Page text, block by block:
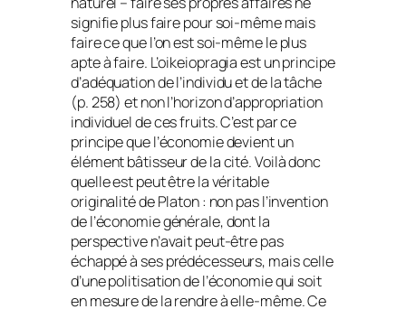
signifie plus faire pour soi-même mais
faire ce que l’on est soi-même le plus
apte à faire. L’oikeiopragiaest un principe
d’adéquation de l’individu et de la tâche
(p. 258) et non l’horizon d’appropriation
individuel de ces fruits. C’est par ce
principe que l’économie devient un
élément bâtisseur de la cité. Voilà donc
quelle est peut être la véritable
originalité de Platon : non pas l’invention
de l’économie générale, dont la
perspective n’avait peut-être pas
échappé à ses prédécesseurs, mais celle
d’une politisation de l’économie qui soit
en mesure de la rendre à elle-même. Ce